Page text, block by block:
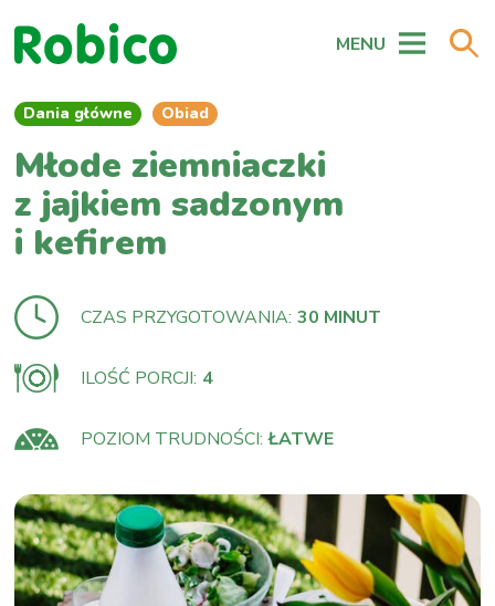
MENU
Dania główne Obiad
Młode ziemniaczki
z jajkiem sadzonym
i kefirem
CZAS PRZYGOTOWANIA: 30 MINUT
ILOŚĆ PORCJI: 4
POZIOM TRUDNOŚCI: ŁATWE